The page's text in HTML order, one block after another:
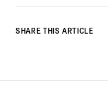
SHARE THIS ARTICLE